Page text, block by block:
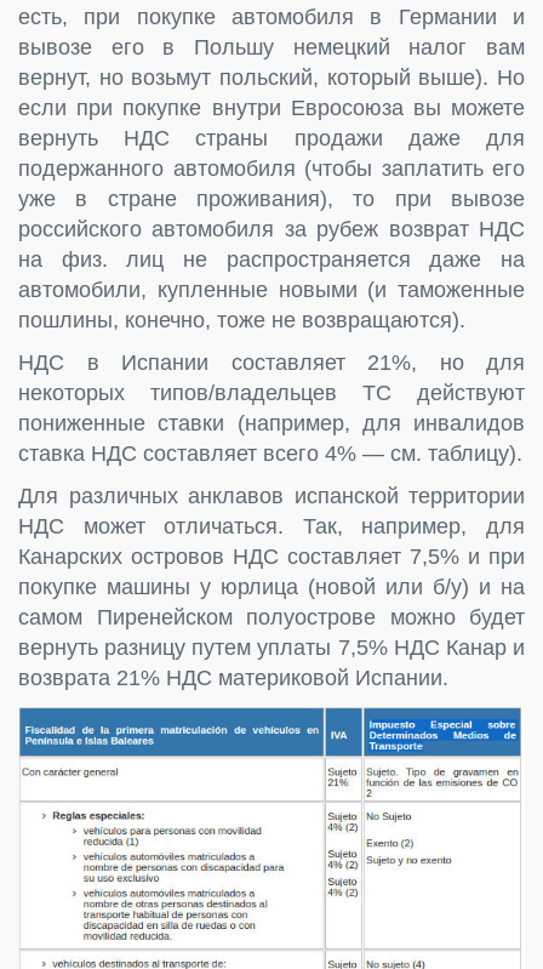
есть, при покупке автомобиля в Германии и
вывозе его в Польшу немецкий налог вам
вернут, но возьмут польский, который выше). Но
если при покупке внутри Евросоюза вы можете
вернуть НДС страны продажи даже для
подержанного автомобиля (чтобы заплатить его
уже в стране проживания), то при вывозе
российского автомобиля за рубеж возврат НДС
на физ. лиц не распространяется даже на
автомобили, купленные новыми (и таможенные
пошлины, конечно, тоже не возвращаются).
НДС в Испании составляет 21%, но для
некоторых типов/владельцев ТС действуют
пониженные ставки (например, для инвалидов
ставка НДС составляет всего 4% — см. таблицу).
Для различных анклавов испанской территории
НДС может отличаться. Так, например, для
Канарских островов НДС составляет 7,5% и при
покупке машины у юрлица (новой или б/у) и на
самом Пиренейском полуострове можно будет
вернуть разницу путем уплаты 7,5% НДС Канар и
возврата 21% НДС материковой Испании.